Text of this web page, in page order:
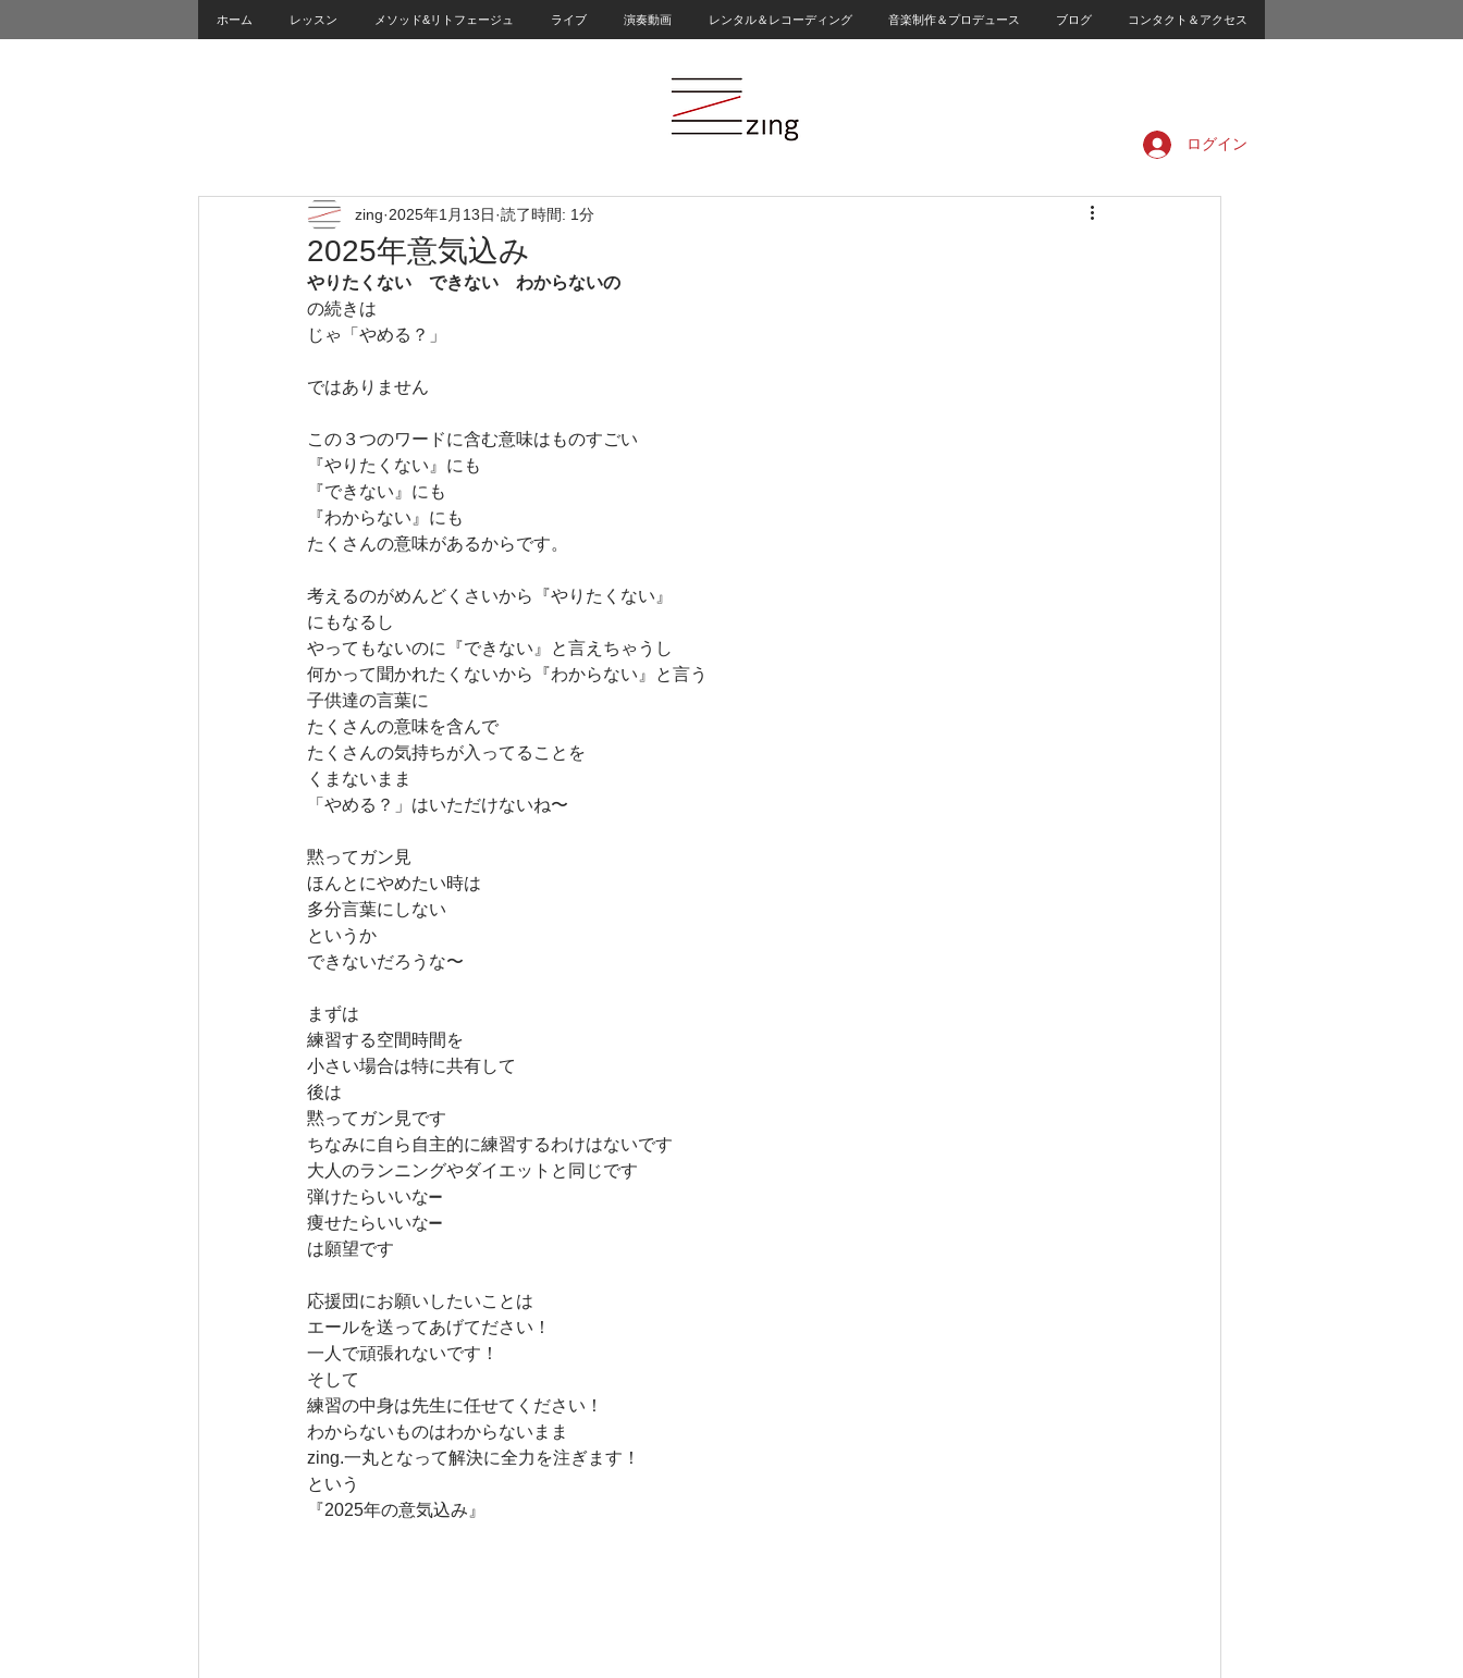
ホーム レッスン メソッド&リトフェージュ ライブ 演奏動画 レンタル＆レコーディング 音楽制作＆プロデュース ブログ コンタクト＆アクセス
ログイン
2025年意気込み
zing 2025年1月13日 読了時間: 1分
やりたくない　できない　わからないの
の続きは
じゃ「やめる？」
ではありません
この３つのワードに含む意味はものすごい
『やりたくない』にも
『できない』にも
『わからない』にも
たくさんの意味があるからです。
考えるのがめんどくさいから『やりたくない』
にもなるし
やってもないのに『できない』と言えちゃうし
何かって聞かれたくないから『わからない』と言う
子供達の言葉に
たくさんの意味を含んで
たくさんの気持ちが入ってることを
くまないまま
「やめる？」はいただけないね〜
黙ってガン見
ほんとにやめたい時は
多分言葉にしない
というか
できないだろうな〜
まずは
練習する空間時間を
小さい場合は特に共有して
後は
黙ってガン見です
ちなみに自ら自主的に練習するわけはないです
大人のランニングやダイエットと同じです
弾けたらいいな➖
痩せたらいいな➖
は願望です
応援団にお願いしたいことは
エールを送ってあげてださい！
一人で頑張れないです！
そして
練習の中身は先生に任せてください！
わからないものはわからないまま
zing.一丸となって解決に全力を注ぎます！
という
『2025年の意気込み』